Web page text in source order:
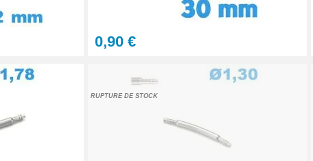
0,90 €
RUPTURE DE STOCK